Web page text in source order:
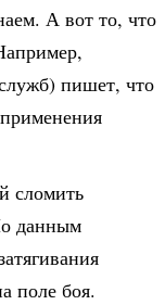
А вот то, что
пишет, что
сломить
данным
поле боя.